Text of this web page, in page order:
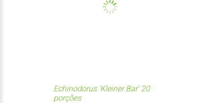
Echinodorus 'Kleiner Bar' 20
porções